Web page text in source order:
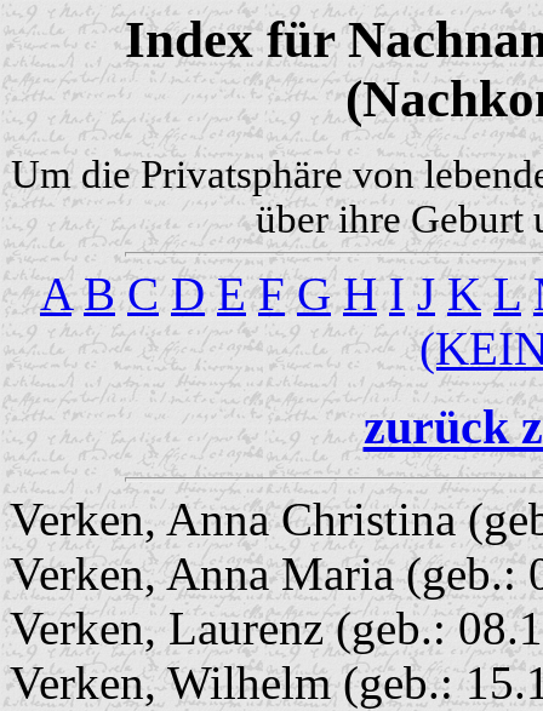
Index für
Um die Privatsphäre von
über ihre Geburt
A B C D E F G H I J K L
zurück
Verken, Anna Christina
Verken, Anna Maria (geb.:
Verken, Laurenz (geb.:
Verken, Wilhelm (geb.: